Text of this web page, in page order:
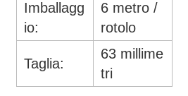
Imballagg
io:
6 metro /
rotolo
Taglia:
63 millime
tri